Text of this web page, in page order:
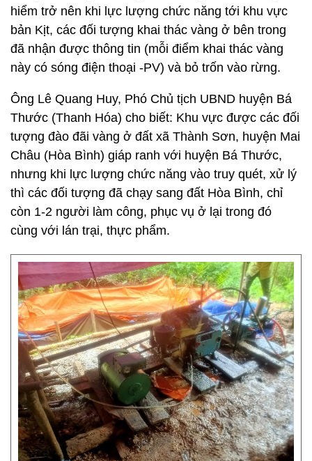
hiểm trở nên khi lực lượng chức năng tới khu vực
bản Kịt, các đối tượng khai thác vàng ở bên trong
đã nhận được thông tin (mỗi điểm khai thác vàng
này có sóng điện thoại -PV) và bỏ trốn vào rừng.
Ông Lê Quang Huy, Phó Chủ tịch UBND huyện Bá
Thước (Thanh Hóa) cho biết: Khu vực được các đối
tượng đào đãi vàng ở đất xã Thành Sơn, huyện Mai
Châu (Hòa Bình) giáp ranh với huyện Bá Thước,
nhưng khi lực lượng chức năng vào truy quét, xử lý
thì các đối tượng đã chạy sang đất Hòa Bình, chỉ
còn 1-2 người làm công, phục vụ ở lại trong đó
cùng với lán trại, thực phẩm.